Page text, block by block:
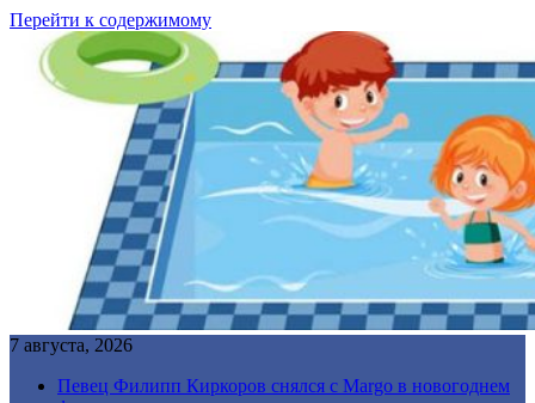
Перейти к содержимому
7 августа, 2026
Певец Филипп Киркоров снялся с Margo в новогоднем